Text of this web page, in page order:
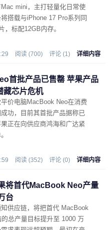
mini，主打轻量化日常使
搭载与iPhone 17 Pro系列同
，标配12GB内存。
阅读 (700) 评论 (1) 详细内容
首批产品已售罄 苹果产品
藏芯片危机
价电脑MacBook Neo在消费
功，目前其首批产品据称已
正在向供应商鸿海和广达紧
阅读 (352) 评论 (0) 详细内容
将首代MacBook Neo产量
台
供应链，将把首代 MacBook
的总产量目标提升至 1000 万